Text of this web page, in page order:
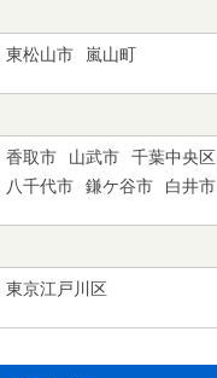
東松山市 嵐山町
香取市 山武市 千葉中央区
八千代市
鎌ケ谷市 白井市
東京江戸川区